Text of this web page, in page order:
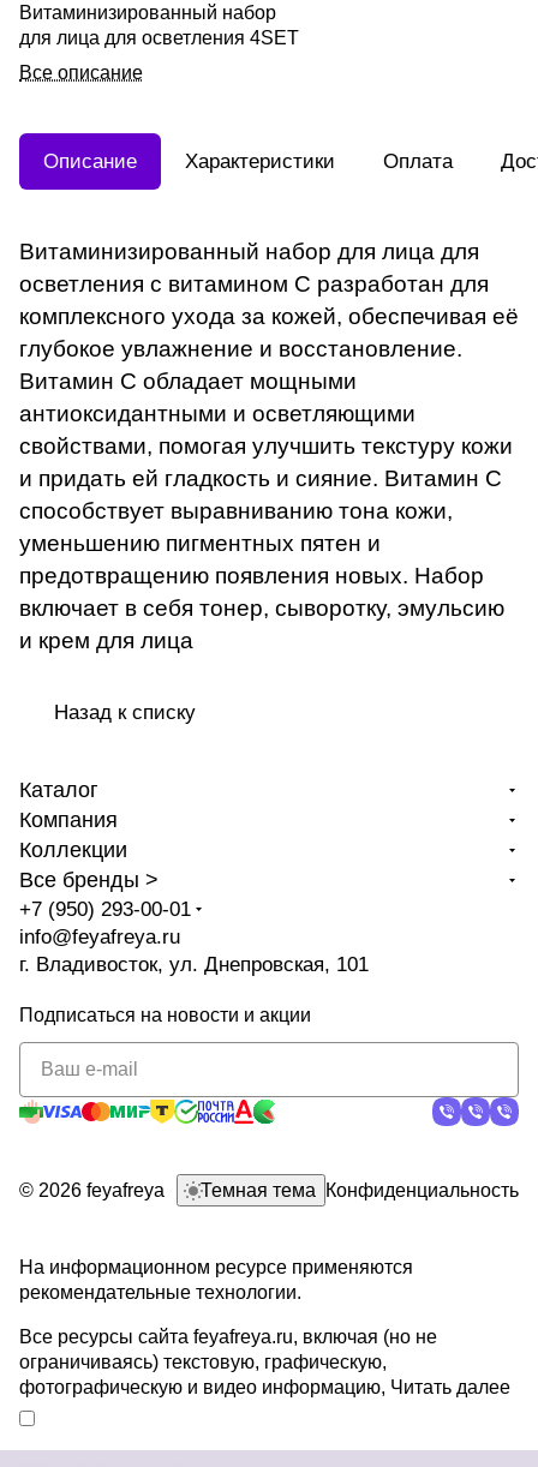
Витаминизированный набор
для лица для осветления 4SET
Все описание
Описание Характеристики Оплата
Витаминизированный набор для лица для
осветления с витамином C разработан для
комплексного ухода за кожей, обеспечивая её
глубокое увлажнение и восстановление.
Витамин C обладает мощными
антиоксидантными и осветляющими
свойствами, помогая улучшить текстуру кожи
и придать ей гладкость и сияние. Витамин C
способствует выравниванию тона кожи,
уменьшению пигментных пятен и
предотвращению появления новых. Набор
включает в себя тонер, сыворотку, эмульсию
и крем для лица
Назад к списку
Каталог
Компания
Коллекции
Все бренды >
+7 (950) 293-00-01
info@feyafreya.ru
г. Владивосток, ул. Днепровская, 101
Подписаться на новости и акции
© 2026 feyafreya Темная тема Конфиденциальность
На информационном ресурсе применяются
рекомендательные технологии.
Все ресурсы сайта feyafreya.ru, включая (но не
ограничиваясь) текстовую, графическую,
фотографическую и видео информацию, Читать далее